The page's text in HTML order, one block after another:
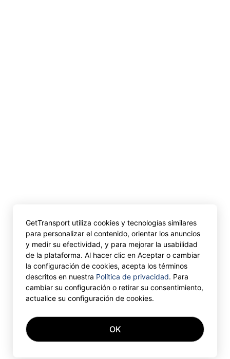
GetTransport utiliza cookies y tecnologías similares
para personalizar el contenido, orientar los anuncios
y medir su efectividad, y para mejorar la usabilidad
de la plataforma. Al hacer clic en Aceptar o cambiar
la configuración de cookies, acepta los términos
descritos en nuestra Política de privacidad. Para
cambiar su configuración o retirar su consentimiento,
actualice su configuración de cookies.
OK